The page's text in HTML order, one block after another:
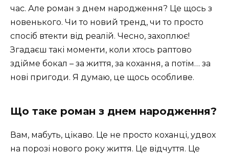
час. Але роман з днем народження? Це щось з
новенького. Чи то новий тренд, чи то просто
спосіб втекти від реалій. Чесно, захоплює!
Згадаєш такі моменти, коли хтось раптово
здійме бокал – за життя, за кохання, а потім… за
нові пригоди. Я думаю, це щось особливе.
Що таке роман з днем народження?
Вам, мабуть, цікаво. Це не просто коханці, удвох
на порозі нового року життя. Це відчуття. Це